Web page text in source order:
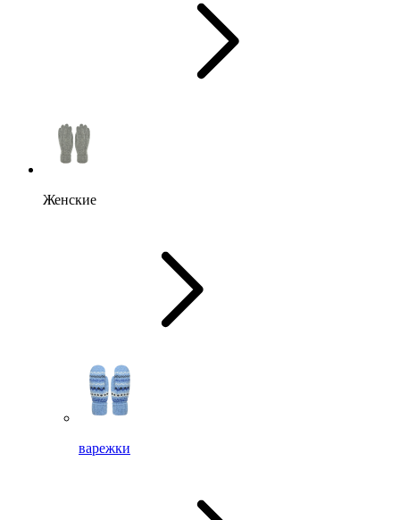
Женские
варежки